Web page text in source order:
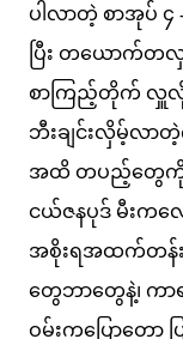
ပါလာတဲ့ စာအုပ်
ပြီး တယောက်တလှ
စာကြည့်တိုက် လှူလို
ဘီးချင်းလှိမ့်လာတဲ့
အထိ တပည့်တွေကို
ငယ်ဇနပုဒ် မီးကလ
အစိုးရအထက်တန်းက
တွေဘာတွေနဲ့၊ က
ဝမ်းကပြောတေ